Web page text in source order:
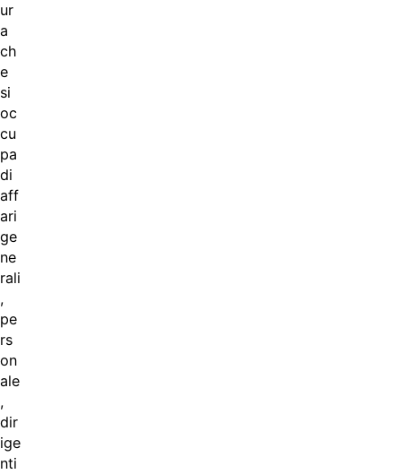
ur
a
ch
e
si
oc
cu
pa
di
aff
ari
ge
ne
rali
,
pe
rs
on
ale
,
dir
ige
nti